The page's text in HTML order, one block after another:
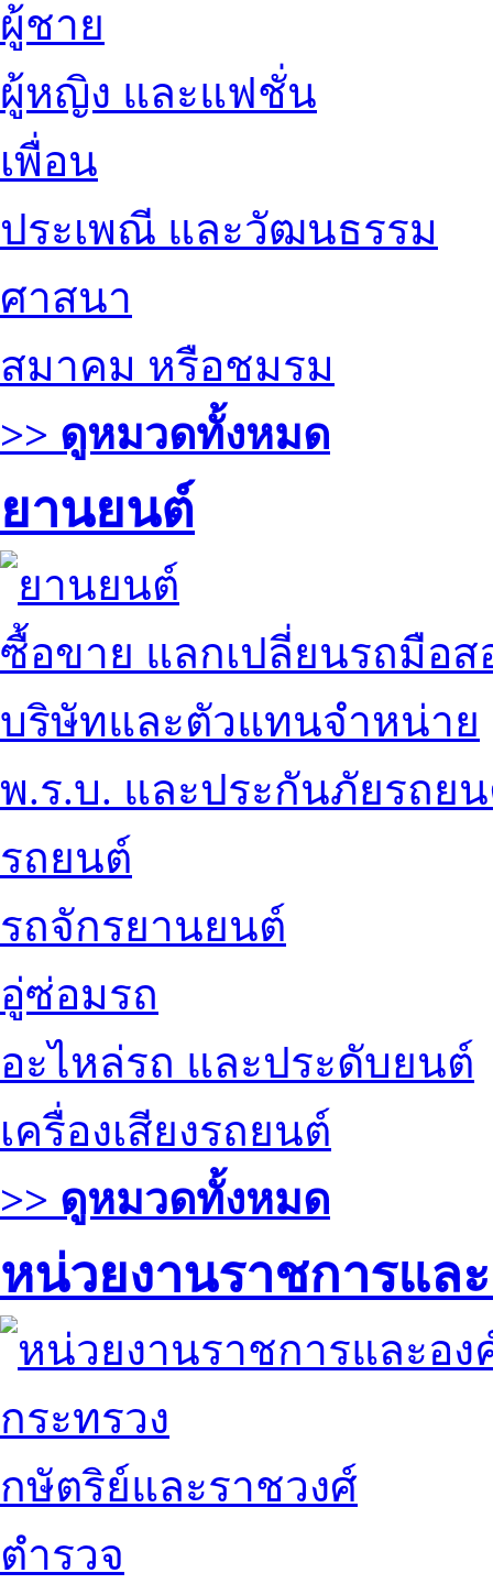
ผู้ชาย
ผู้หญิง และแฟชั่น
เพื่อน
ประเพณี และวัฒนธรรม
ศาสนา
สมาคม หรือชมรม
>> ดูหมวดทั้งหมด
ยานยนต์
ซื้อขาย แลกเปลี่ยนรถมือส
บริษัทและตัวแทนจำหน่าย
พ.ร.บ. และประกันภัยรถย
รถยนต์
รถจักรยานยนต์
อู่ซ่อมรถ
อะไหล่รถ และประดับยนต์
เครื่องเสียงรถยนต์
>> ดูหมวดทั้งหมด
หน่วยงานราชการแล
กระทรวง
กษัตริย์และราชวงศ์
ตำรวจ